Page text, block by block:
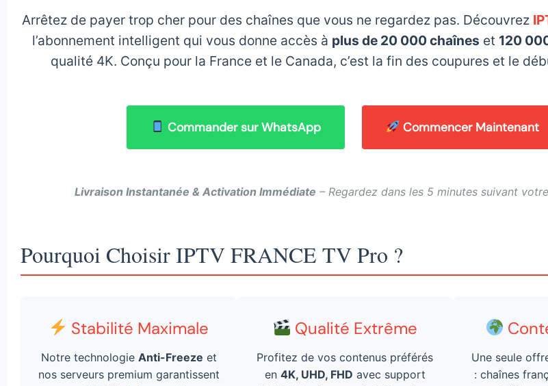
Arrêtez de payer trop cher pour des chaînes que vous ne regardez pas. Découvrez
l’abonnement intelligent qui vous donne accès à plus de 20 000 chaînes et 120
qualité 4K. Conçu pour la France et le Canada, c’est la fin des coupures et le
Commander sur WhatsApp Commencer Maintenant
Livraison Instantanée & Activation Immédiate – Regardez dans les 5 minutes suivant
Pourquoi Choisir IPTV FRANCE TV Pro ?
Stabilité Maximale
Notre technologie Anti-Freeze et
nos serveurs premium garantissent
Qualité Extrême
Profitez de vos contenus préférés
en 4K, UHD, FHD avec support
Une seule
: chaînes